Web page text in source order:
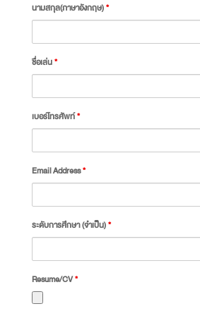
นามสกุล(ภาษาอังกฤษ)*
ชื่อเล่น*
เบอร์โทรศัพท์*
Email Address*
ระดับการศึกษา (จำเป็น)*
Resume/CV*